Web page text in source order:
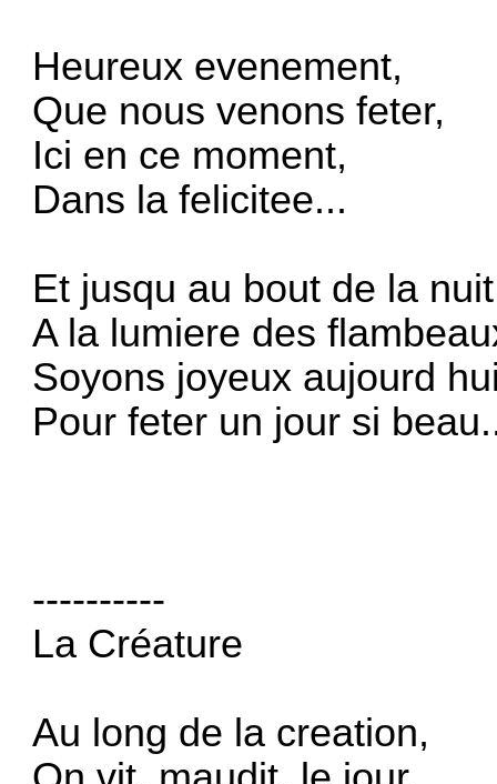
Heureux evenement,
Que nous venons feter,
Ici en ce moment,
Dans la felicitee...
Et jusqu au bout de la
A la lumiere des
Soyons joyeux aujourd
Pour feter un jour si
----------
La Créature
Au long de la creation,